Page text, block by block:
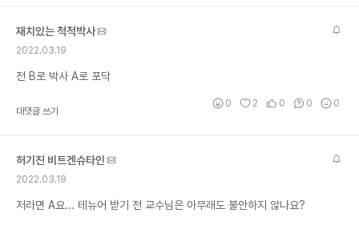
재치있는 척척박사
2022.03.19
전 B로 박사 A로 포닥
대댓글 쓰기
0 2 0 0 0
허기진 비트겐슈타인
2022.03.19
저라면 A요... 테뉴어 받기 전 교수님은 아무래도 불안하지 않나요?